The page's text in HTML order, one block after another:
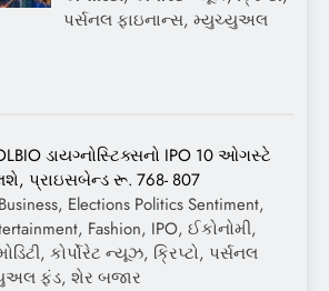
પર્સનલ ફાઇનાન્સ, મ્યુચ્યુઅલ
ડાયગ્નોસ્ટિક્સનો IPO 10 ઓગસ્ટે
પ્રાઇસબેન્ડ રૂ. 768- 807
Elections Politics Sentiment,
Fashion, IPO, ઈકોનોમી,
કોર્પોરેટ ન્યૂઝ, ક્રિપ્ટો, પર્સનલ
ફંડ, શેર બજાર